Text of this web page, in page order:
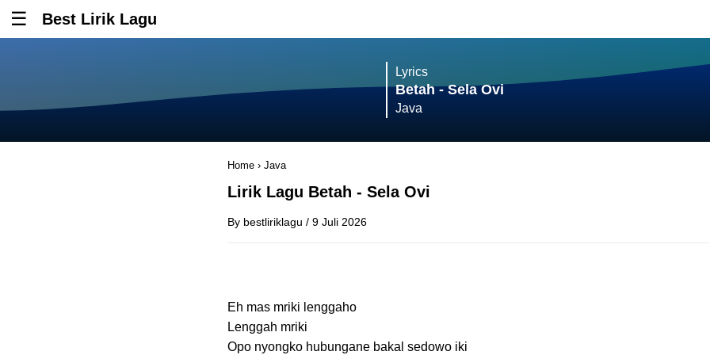
Tombol untuk membuka atau menutup menu
Best Lirik Lagu
Lyrics
Betah - Sela Ovi
Java
Home › Java
Lirik Lagu Betah - Sela Ovi
By bestliriklagu / 9 Juli 2026
Eh mas mriki lenggaho
Lenggah mriki
Opo nyongko hubungane bakal sedowo iki